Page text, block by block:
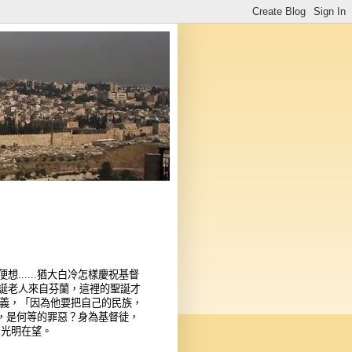
想......猶大白冷怎樣慶祝基督
老人來自芬蘭，這裡的聖誕才
，「因為他要把自己的民族，
何等的罪惡？身為基督徒，
明在望。